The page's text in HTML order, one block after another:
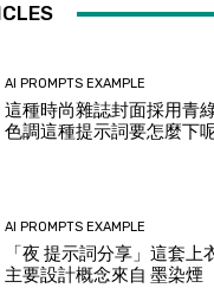
AI PROMPTS EXAMPLE
這種時尚雜誌封面採用青
色調這種提示詞要怎麼下
AI PROMPTS EXAMPLE
「夜 提示詞分享」這套上
主要設計概念來自 墨染煙